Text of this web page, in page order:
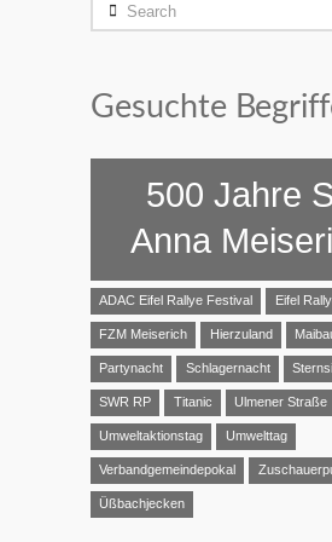
Search
Gesuchte
500 Jahre
Anna
ADAC Eifel Rallye Festival Eifel
FZM Meiserich Hierzuland
Partynacht Schlagernacht
SWR RP Titanic Ulmener Straße
Umweltaktionstag Umwelttag
Verbandgemeindepokal
Üßbachjecken